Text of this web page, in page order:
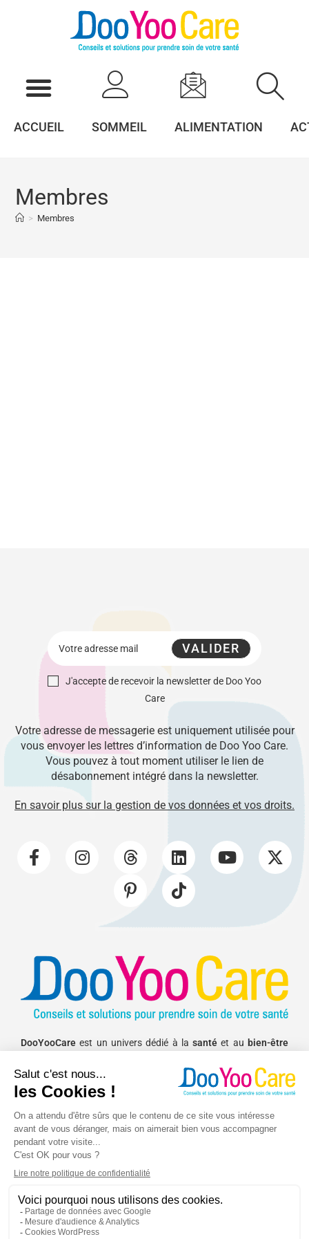
ACCUEIL SOMMEIL ALIMENTATION
Membres
> Membres
VALIDER
J'accepte de recevoir la newsletter de Doo Yoo
Care
Votre adresse de messagerie est uniquement utilisée pour
vous envoyer les lettres d’information de Doo Yoo Care.
Vous pouvez à tout moment utiliser le lien de
désabonnement intégré dans la newsletter.
En savoir plus sur la gestion de vos données et vos droits.
DooYooCare est un univers dédié à lasanté et au bien-être
votre alimentation activité physiquerégulière
et mieuxgérer vos émotions
Les conseils prodigués sur DooYooCarene se substituent en aucun cas
à une consultation chez un médecin
nous engageons à ne pas dispenser de diagnostic en ligne.